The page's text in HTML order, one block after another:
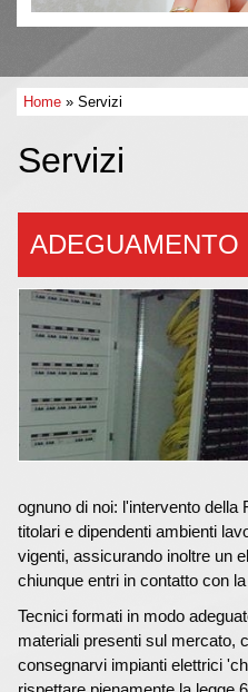
Home » Servizi
Servizi
ADEGUAMENTO
ognuno di noi: l'intervento della
titolari e dipendenti ambienti
vigenti, assicurando inoltre un
chiunque entri in contatto con
Tecnici formati in modo
materiali presenti sul mercato,
consegnarvi impianti elettrici